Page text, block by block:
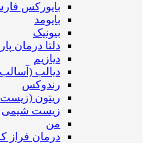
بایورکس
بایومد
بیونیک
دلتا درمان
دیازیم
دیالب
رندوکس
ریتون
زیست شیمی
من
درمان فراز